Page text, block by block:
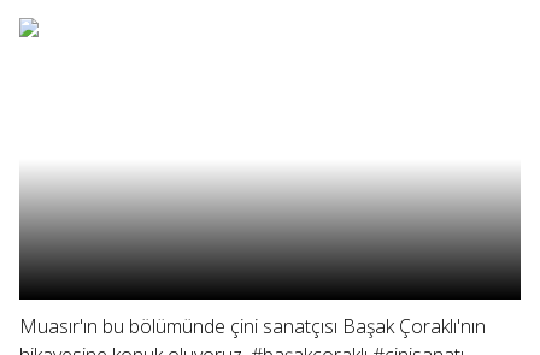
Muasır'ın bu bölümünde çini sanatçısı Başak Çoraklı'nın